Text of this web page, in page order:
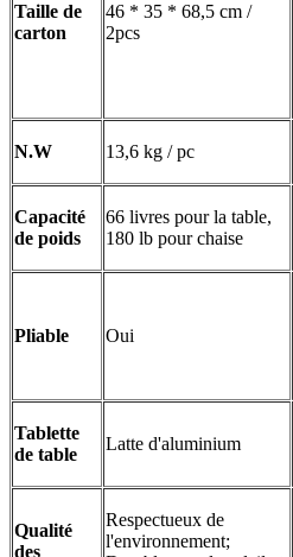
Taille de
carton
46 * 35 * 68,5 cm /
2pcs
N.W 13,6 kg / pc
Capacité
de poids
66 livres pour la table,
180 lb pour chaise
Pliable Oui
Tablette
de table
Latte d'aluminium
Qualité
des
Respectueux de
l'environnement;